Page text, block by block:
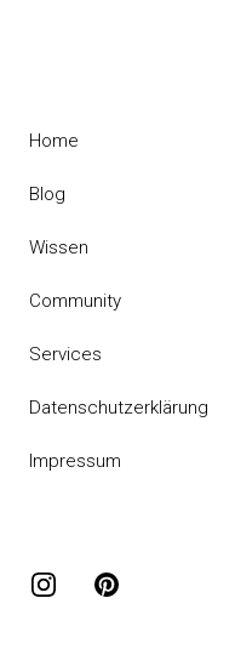
Home
Blog
Wissen
Community
Services
Datenschutzerklärung
Impressum
InstagramPinterest